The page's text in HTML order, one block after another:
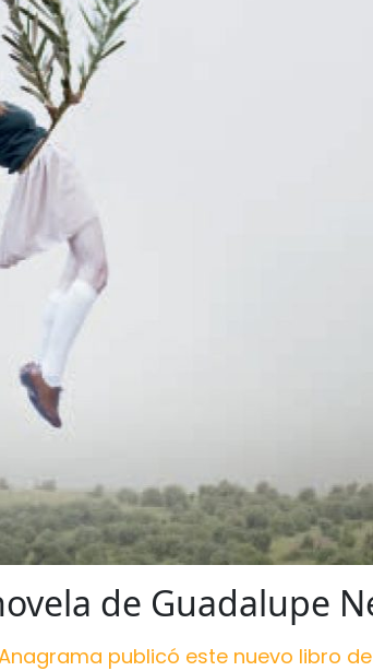
de Guadalupe
publicó este nuevo libro